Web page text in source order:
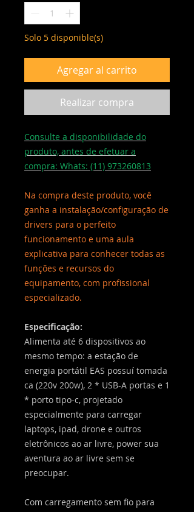
Solo 5 disponible(s)
Agregar al carrito
Realizar compra
Consulte a disponibilidade do
produto, antes de efetuar a
compra: Whats: (11) 973260813
Na compra deste produto, você
ganha a instalação/configuração de
drivers para o perfeito
funcionamento e uma aula
explicativa para conhecer todas as
funções e recursos do
equipamento, com profissional
especializado.
Especificação:
Alimenta até 6 dispositivos ao
mesmo tempo: a estação de
energia portátil EAS possuí tomada
ca (220v 200w), 2 * USB-A portas e 1
* porto tipo-c, projetado
especialmente para carregar
laptops, ipad, drone e outros
eletrônicos ao ar livre, power sua
aventura ao ar livre sem se
preocupar.
Com carregamento sem fio para